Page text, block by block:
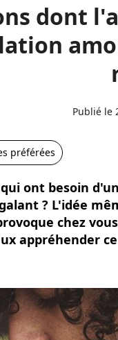
dont
Publié le
préférées
ont besoin
? L'idée
chez
appréhender